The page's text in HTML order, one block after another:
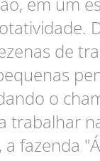
de
o
trabalhar
fazenda